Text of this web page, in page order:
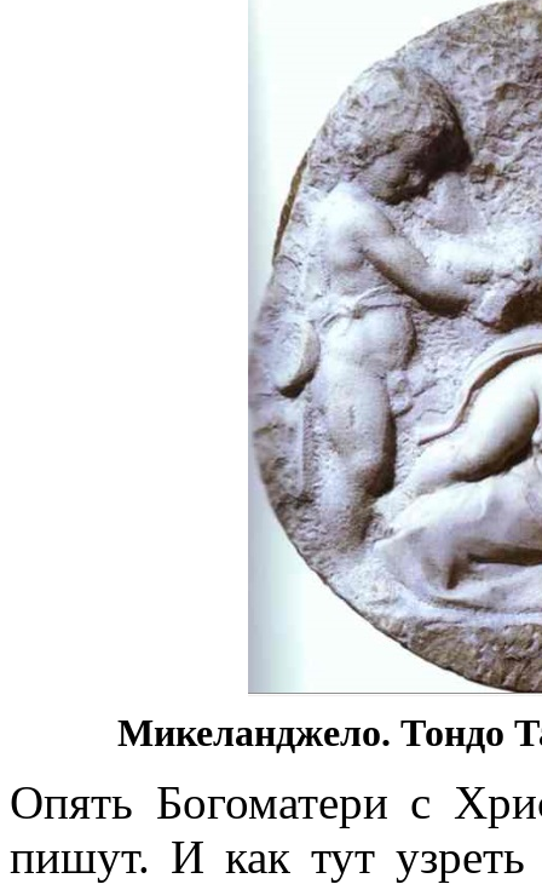
Микеланджело. Тондо
Опять Богоматери с
пишут. И как тут